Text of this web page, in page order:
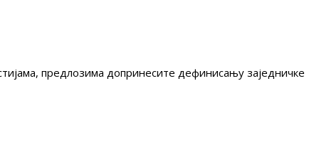
предлозима допринесите дефинисању заједничке